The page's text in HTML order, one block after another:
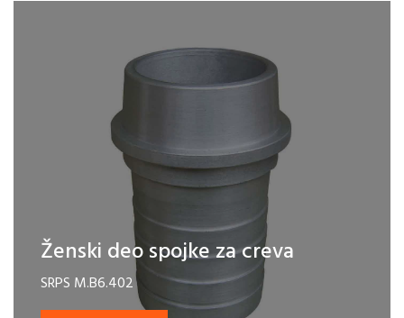
Ženski deo spojke za creva
SRPS M.B6.402